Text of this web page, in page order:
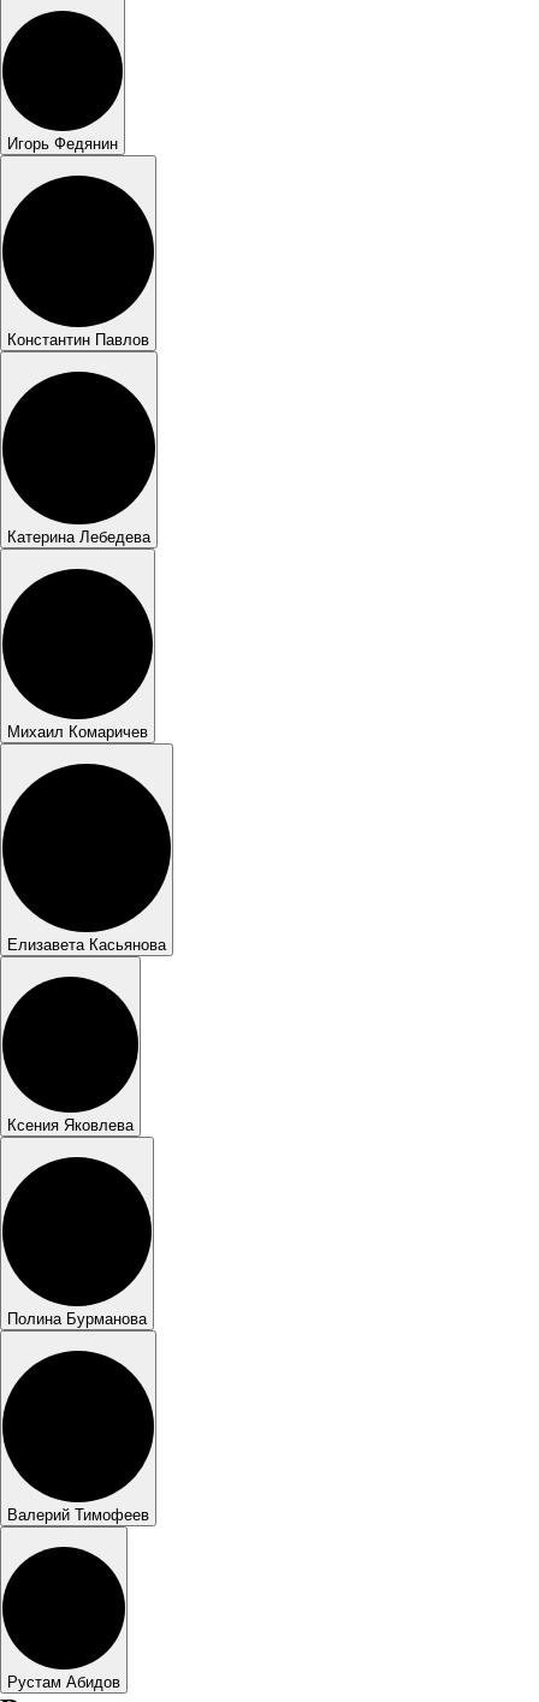
Игорь Федянин
Константин Павлов
Катерина Лебедева
Михаил Комаричев
Елизавета Касьянова
Ксения Яковлева
Полина Бурманова
Валерий Тимофеев
Рустам Абидов